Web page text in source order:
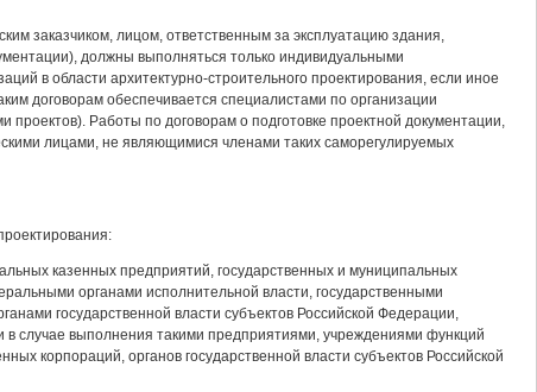
заказчиком, лицом, ответственным за эксплуатацию здания,
должны выполняться только индивидуальными
в области архитектурно-строительного проектирования, если иное
договорам обеспечивается специалистами по организации
Работы по договорам о подготовке проектной документации,
лицами, не являющимися членами таких саморегулируемых
казенных предприятий, государственных и муниципальных
органами исполнительной власти, государственными
государственной власти субъектов Российской Федерации,
в случае выполнения такими предприятиями, учреждениями функций
корпораций, органов государственной власти субъектов Российской